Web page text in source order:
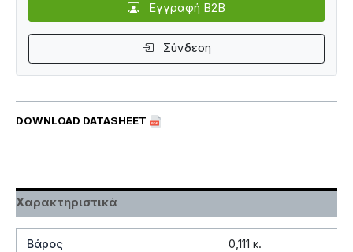
DOWNLOAD DATASHEET
Εγγραφή B2B
Σύνδεση
Χαρακτηριστικά
Βάρος 0,111 κ.